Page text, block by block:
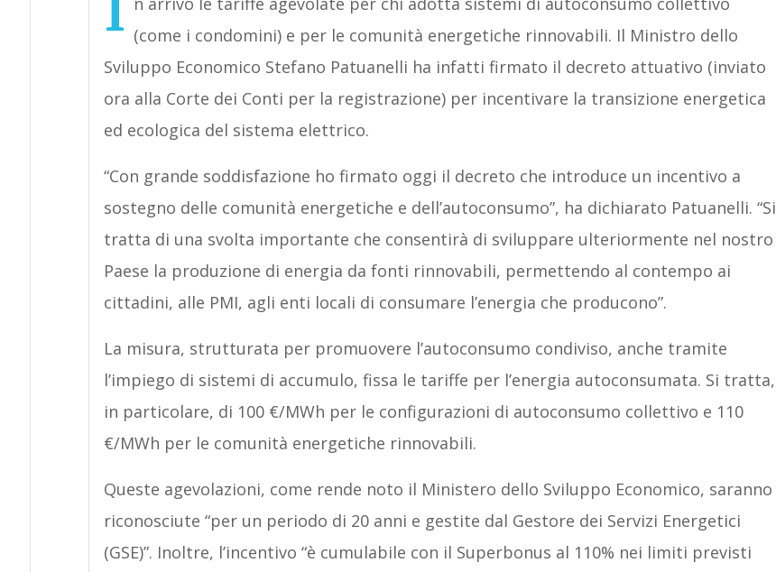
(come i condomini) e per le comunità energetiche rinnovabili. Il Ministro dello
Sviluppo Economico Stefano Patuanelli ha infatti firmato il decreto attuativo (inviato
ora alla Corte dei Conti per la registrazione) per incentivare la transizione energetica
ed ecologica del sistema elettrico.
“Con grande soddisfazione ho firmato oggi il decreto che introduce un incentivo a
sostegno delle comunità energetiche e dell’autoconsumo”, ha dichiarato Patuanelli. “Si
tratta di una svolta importante che consentirà di sviluppare ulteriormente nel nostro
Paese la produzione di energia da fonti rinnovabili, permettendo al contempo ai
cittadini, alle PMI, agli enti locali di consumare l’energia che producono”.
La misura, strutturata per promuovere l’autoconsumo condiviso, anche tramite
l’impiego di sistemi di accumulo, fissa le tariffe per l’energia autoconsumata. Si tratta,
in particolare, di 100 €/MWh per le configurazioni di autoconsumo collettivo e 110
€/MWh per le comunità energetiche rinnovabili.
Queste agevolazioni, come rende noto il Ministero dello Sviluppo Economico, saranno
riconosciute “per un periodo di 20 anni e gestite dal Gestore dei Servizi Energetici
(GSE)”. Inoltre, l’incentivo “è cumulabile con il Superbonus al 110% nei limiti previsti